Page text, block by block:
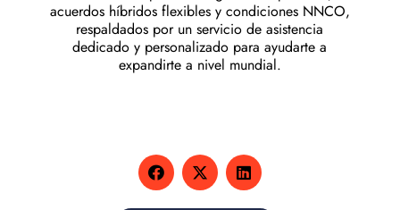
acuerdos híbridos flexibles y condiciones NNCO,
respaldados por un servicio de asistencia
dedicado y personalizado para ayudarte a
expandirte a nivel mundial.